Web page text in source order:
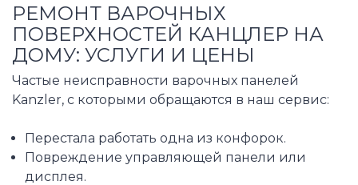
РЕМОНТ ВАРОЧНЫХ
ПОВЕРХНОСТЕЙ КАНЦЛЕР НА
ДОМУ: УСЛУГИ И ЦЕНЫ
Частые неисправности варочных панелей
Kanzler, с которыми обращаются в наш сервис:
Перестала работать одна из конфорок.
Повреждение управляющей панели или
дисплея.